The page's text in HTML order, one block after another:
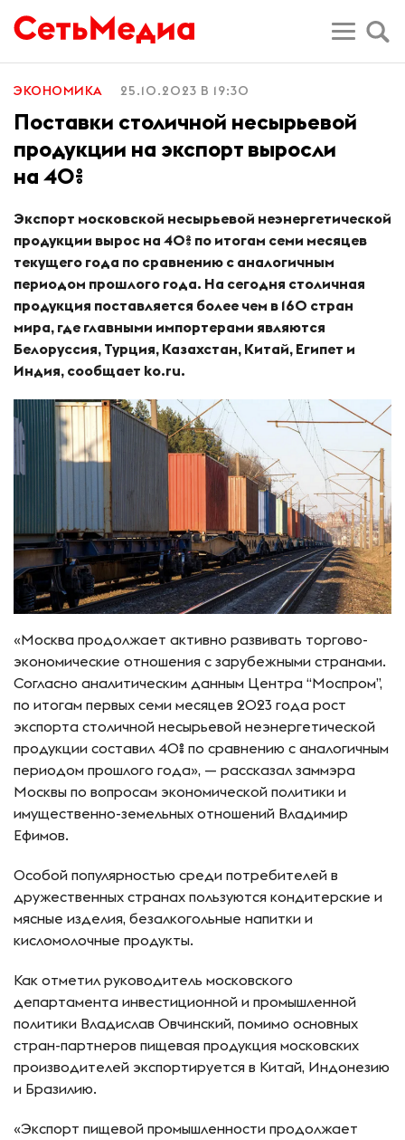
ЭКОНОМИКА 25.10.2023 В 19:30
Поставки столичной несырьевой
продукции на экспорт выросли
на 40%
Экспорт московской несырьевой неэнергетической
продукции вырос на 40% по итогам семи месяцев
текущего года по сравнению с аналогичным
периодом прошлого года. На сегодня столичная
продукция поставляется более чем в 160 стран
мира, где главными импортерами являются
Белоруссия, Турция, Казахстан, Китай, Египет и
Индия, сообщает ko.ru.
«Москва продолжает активно развивать торгово-
экономические отношения с зарубежными странами.
Согласно аналитическим данным Центра “Моспром”,
по итогам первых семи месяцев 2023 года рост
экспорта столичной несырьевой неэнергетической
продукции составил 40% по сравнению с аналогичным
периодом прошлого года», — рассказал заммэра
Москвы по вопросам экономической политики и
имущественно-земельных отношений Владимир
Ефимов.
Особой популярностью среди потребителей в
дружественных странах пользуются кондитерские и
мясные изделия, безалкогольные напитки и
кисломолочные продукты.
Как отметил руководитель московского
департамента инвестиционной и промышленной
политики Владислав Овчинский, помимо основных
стран-партнеров пищевая продукция московских
производителей экспортируется в Китай, Индонезию
и Бразилию.
«Экспорт пищевой промышленности продолжает